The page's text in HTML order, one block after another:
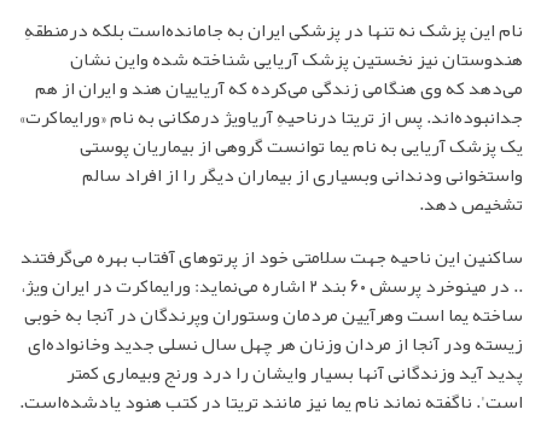
نام این پزشک نه تنها در پزشکی ایران به جامانده‌است بلکه درمنطقهِ
هندوستان نیز نخستین پزشک آریایی شناخته شده واین نشان
می‌دهد که وی هنگامی زندگی می‌کرده که آریاییان هند و ایران از هم
جدانبوده‌اند. پس از تریتا درناحیهِ آریاویژ درمکانی به نام «ورایماکرت»
یک پزشک آریایی به نام یما توانست گروهی از بیماریان پوستی
واستخوانی ودندانی وبسیاری از بیماران دیگر را از افراد سالم
تشخیص دهد.
ساکنین این ناحیه جهت سلامتی خود از پرتوهای آفتاب بهره می‌گرفتند
.. در مینوخرد پرسش ۶۰ بند ۲ اشاره می‌نماید: ورایماکرت در ایران ویژ،
ساخته یما است وهرآیین مردمان وستوران وپرندگان در آنجا به خوبی
زیسته ودر آنجا از مردان وزنان هر چهل سال نسلی جدید وخانواده‌ای
پدید آید وزندگانی آنها بسیار وایشان را درد ورنج وبیماری کمتر
است'. ناگفته نماند نام یما نیز مانند تریتا در کتب هنود یادشده‌است.